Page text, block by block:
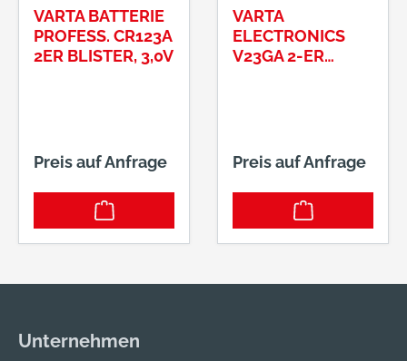
VARTA BATTERIE
PROFESS. CR123A
2ER BLISTER, 3,0V
Preis auf Anfrage
VARTA
ELECTRONICS
V23GA 2-ER
Preis auf Anfrage
Unternehmen